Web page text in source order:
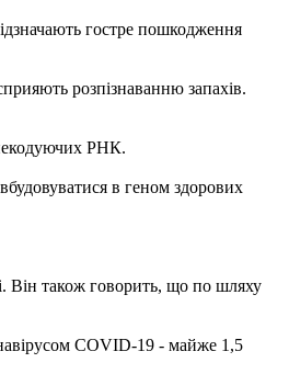
гостре пошкодження
розпізнаванню запахів.
РНК.
в геном здорових
Він також говорить, що по шляху
COVID-19 - майже 1,5